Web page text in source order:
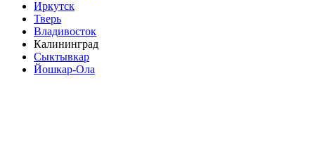
Иркутск
Тверь
Владивосток
Калининград
Сыктывкар
Йошкар-Ола